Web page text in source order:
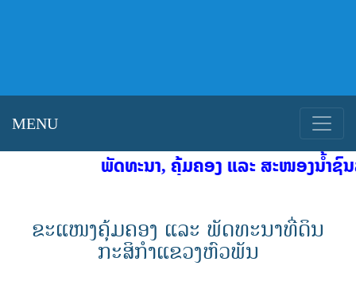
MENU
ພັດທະນາ, ຄຸ້ມຄອງ ແລະ ສະໜອງນໍ້າຊົ
ຂະແໜງຄຸ້ມຄອງ ແລະ ພັດທະນາທີ່ດິນ
ກະສິກຳແຂວງຫົວພັນ